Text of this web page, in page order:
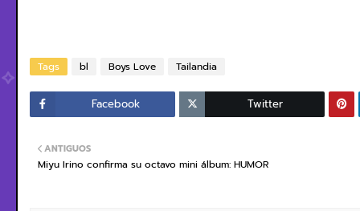
Tags bl Boys Love Tailandia
Facebook Twitter
ANTIGUOS
Miyu Irino confirma su octavo mini álbum: HUMOR